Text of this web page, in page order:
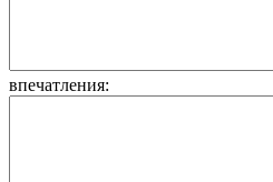
впечатления: